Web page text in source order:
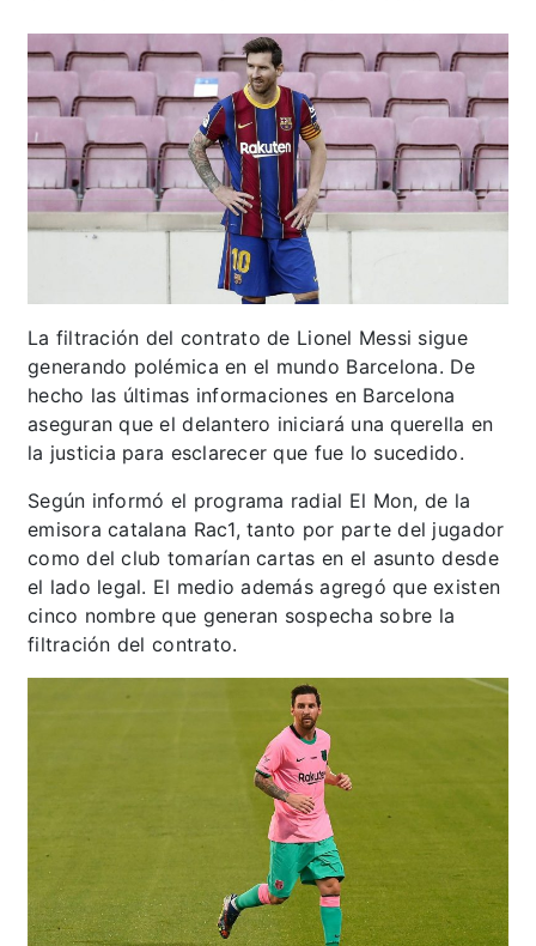
La filtración del contrato de Lionel Messi sigue
generando polémica en el mundo Barcelona. De
hecho las últimas informaciones en Barcelona
aseguran que el delantero iniciará una querella en
la justicia para esclarecer que fue lo sucedido.
Según informó el programa radial El Mon, de la
emisora catalana Rac1, tanto por parte del jugador
como del club tomarían cartas en el asunto desde
el lado legal. El medio además agregó que existen
cinco nombre que generan sospecha sobre la
filtración del contrato.